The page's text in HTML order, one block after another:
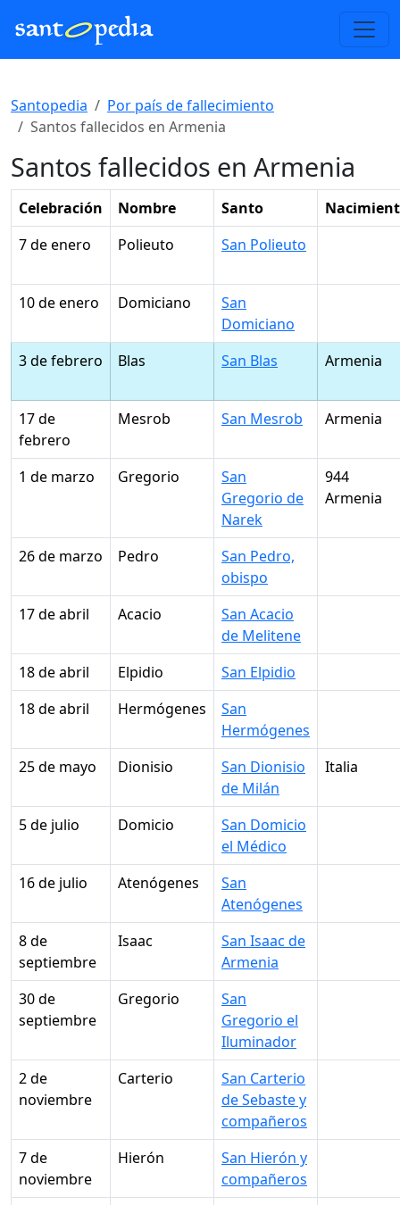
Santopedia
Por país de fallecimiento
Santos fallecidos en Armenia
Santos fallecidos en Armenia
Celebración Nombre Santo
7 de enero
Polieuto San Polieuto
10 de enero Domiciano
San
Domiciano
3 de febrero
Blas San Blas Armenia
17 de
febrero
Mesrob San Mesrob Armenia
1 de marzo Gregorio
San
Gregorio de
Narek
944
Armenia
26 de marzo Pedro
San Pedro,
obispo
17 de abril
Acacio
San Acacio
de Melitene
18 de abril
Elpidio
San Elpidio
18 de abril
Hermógenes
San
Hermógenes
25 de mayo
Dionisio
San Dionisio
de Milán
Italia
5 de julio Domicio
San Domicio
el Médico
16 de julio
Atenógenes
San
Atenógenes
8 de
septiembre
Isaac
San Isaac de
Armenia
30 de
septiembre
Gregorio
San
Gregorio el
Iluminador
2 de
noviembre
Carterio
San Carterio
de Sebaste y
compañeros
7 de
noviembre
Hierón
San Hierón y
compañeros